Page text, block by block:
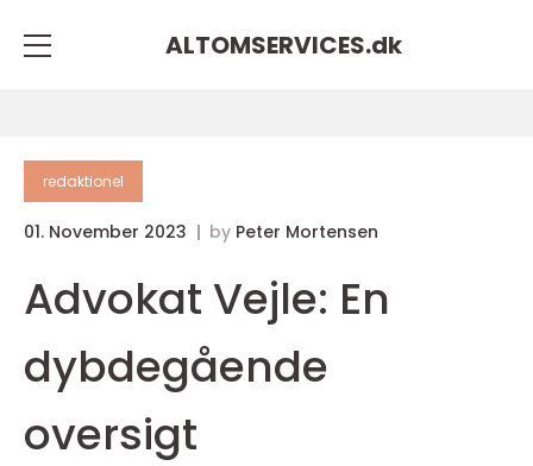
ALTOMSERVICES.dk
redaktionel
01. November 2023 by Peter Mortensen
Advokat Vejle: En
dybdegående
oversigt